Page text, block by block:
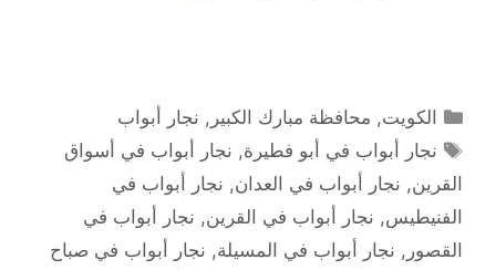
التصنيفات
الكويت, محافظة مبارك الكبير , نجار أبواب
الوسوم
نجار أبواب في أبو فطيرة, نجار أبواب في أسواق
القرين, نجار أبواب في العدان, نجار أبواب في
الفنيطيس, نجار أبواب في القرين, نجار أبواب في
القصور , نجار أبواب في المسيلة, نجار أبواب في صباح